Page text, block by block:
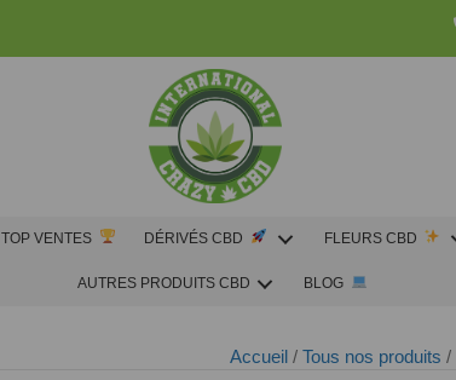
TOP VENTES DÉRIVÉS CBD FLEURS CBD
AUTRES PRODUITS CBD BLOG
Accueil / Tous nos produits /